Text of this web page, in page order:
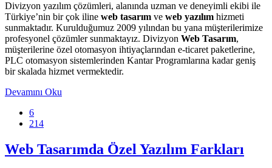
Divizyon yazılım çözümleri, alanında uzman ve deneyimli ekibi ile
Türkiye’nin bir çok iline web tasarım ve web yazılım hizmeti
sunmaktadır. Kurulduğumuz 2009 yılından bu yana müşterilerimize
profesyonel çözümler sunmaktayız. Divizyon Web Tasarım,
müşterilerine özel otomasyon ihtiyaçlarından e-ticaret paketlerine,
PLC otomasyon sistemlerinden Kantar Programlarına kadar geniş
bir skalada hizmet vermektedir.
Devamını Oku
6
214
Web Tasarımda Özel Yazılım Farkları